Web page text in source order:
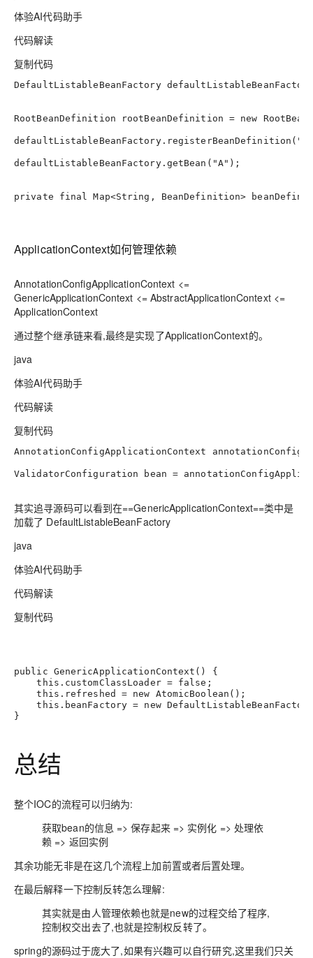
体验AI代码助手
代码解读
复制代码
DefaultListableBeanFactory
RootBeanDefinition rootBeanDefinition = new
defaultListableBeanFactory.registerBeanDefinition(
defaultListableBeanFactory.getBean( "A" );
private final Map<String, BeanDefinition>
ApplicationContext如何管理依赖
AnnotationConfigApplicationContext <=
GenericApplicationContext <= AbstractApplicationContext <=
ApplicationContext
通过整个继承链来看,最终是实现了ApplicationContext的。
java
体验AI代码助手
代码解读
复制代码
AnnotationConfigApplicationContext
ValidatorConfiguration bean =
其实追寻源码可以看到在==GenericApplicationContext==类中是
加载了 DefaultListableBeanFactory
java
体验AI代码助手
代码解读
复制代码
public GenericApplicationContext ()
this .customClassLoader = false ;
this .refreshed = new AtomicBoolean ();
this .beanFactory = new
}
总结
整个IOC的流程可以归纳为:
获取bean的信息 => 保存起来 => 实例化 => 处理依
赖 => 返回实例
其余功能无非是在这几个流程上加前置或者后置处理。
在最后解释一下控制反转怎么理解:
其实就是由人管理依赖也就是new的过程交给了程序,
控制权交出去了,也就是控制权反转了。
spring的源码过于庞大了,如果有兴趣可以自行研究,这里我们只关